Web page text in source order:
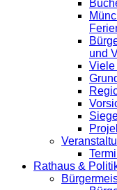
und
Viele
Rathaus &